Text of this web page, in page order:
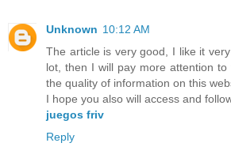
Unknown 10:12 AM
The article is very good, I like it
lot, then I will pay more attention
the quality of information on this
I hope you also will access and
juegos friv
Reply